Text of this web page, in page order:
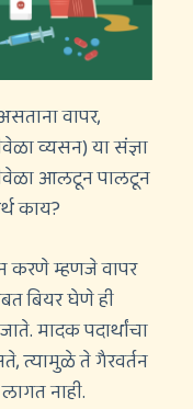
वापर,
व्यसन) या संज्ञा
आलटून पालटून
काय?
करणे म्हणजे वापर
बियर घेणे ही
मादक पदार्थांचा
त्यामुळे ते गैरवर्तन
नाही.